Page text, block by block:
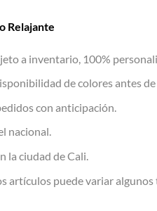
Relajante
a inventario, 100%
de colores antes
con anticipación.
nacional.
la ciudad de Cali.
artículos puede variar